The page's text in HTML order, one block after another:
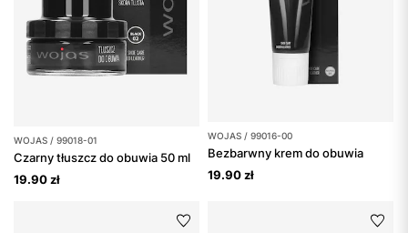
WOJAS / 99018-01
Czarny tłuszcz do obuwia 50 ml
19.90 zł
WOJAS / 99016-00
Bezbarwny krem do obuwia
19.90 zł